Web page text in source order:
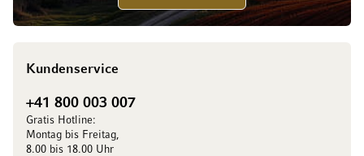
Kundenservice
+41 800 003 007
Gratis Hotline:
Montag bis Freitag,
8.00 bis 18.00 Uhr